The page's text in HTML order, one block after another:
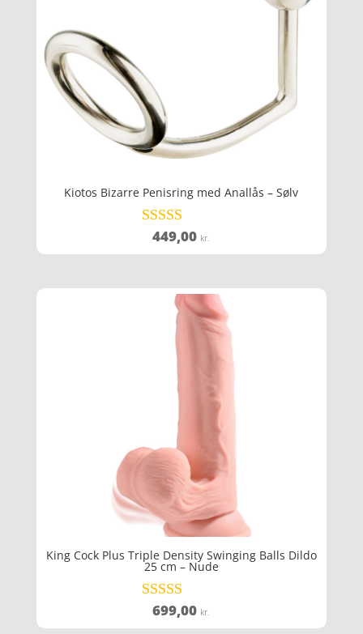
Kiotos Bizarre Penisring med Anallås – Sølv
Vurderet
5
449,00 kr.
King Cock Plus Triple Density Swinging Balls Dildo
25 cm – Nude
Vurderet
4.5
699,00 kr.